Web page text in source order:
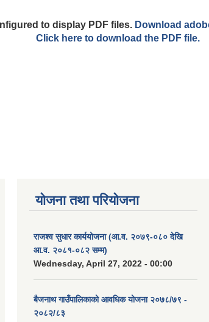
to display PDF files. Download
Click here to download the PDF file.
योजना तथा परियोजना
राजश्व सुधार कार्ययोजना (आ.व. २०७९-०८० देखि
आ.व. २०८१-०८२ सम्म)
Wednesday, April 27, 2022 - 00:00
बैजनाथ गाउँपालिकाको आवधिक योजना २०७८/७९ -
२०८२/८३